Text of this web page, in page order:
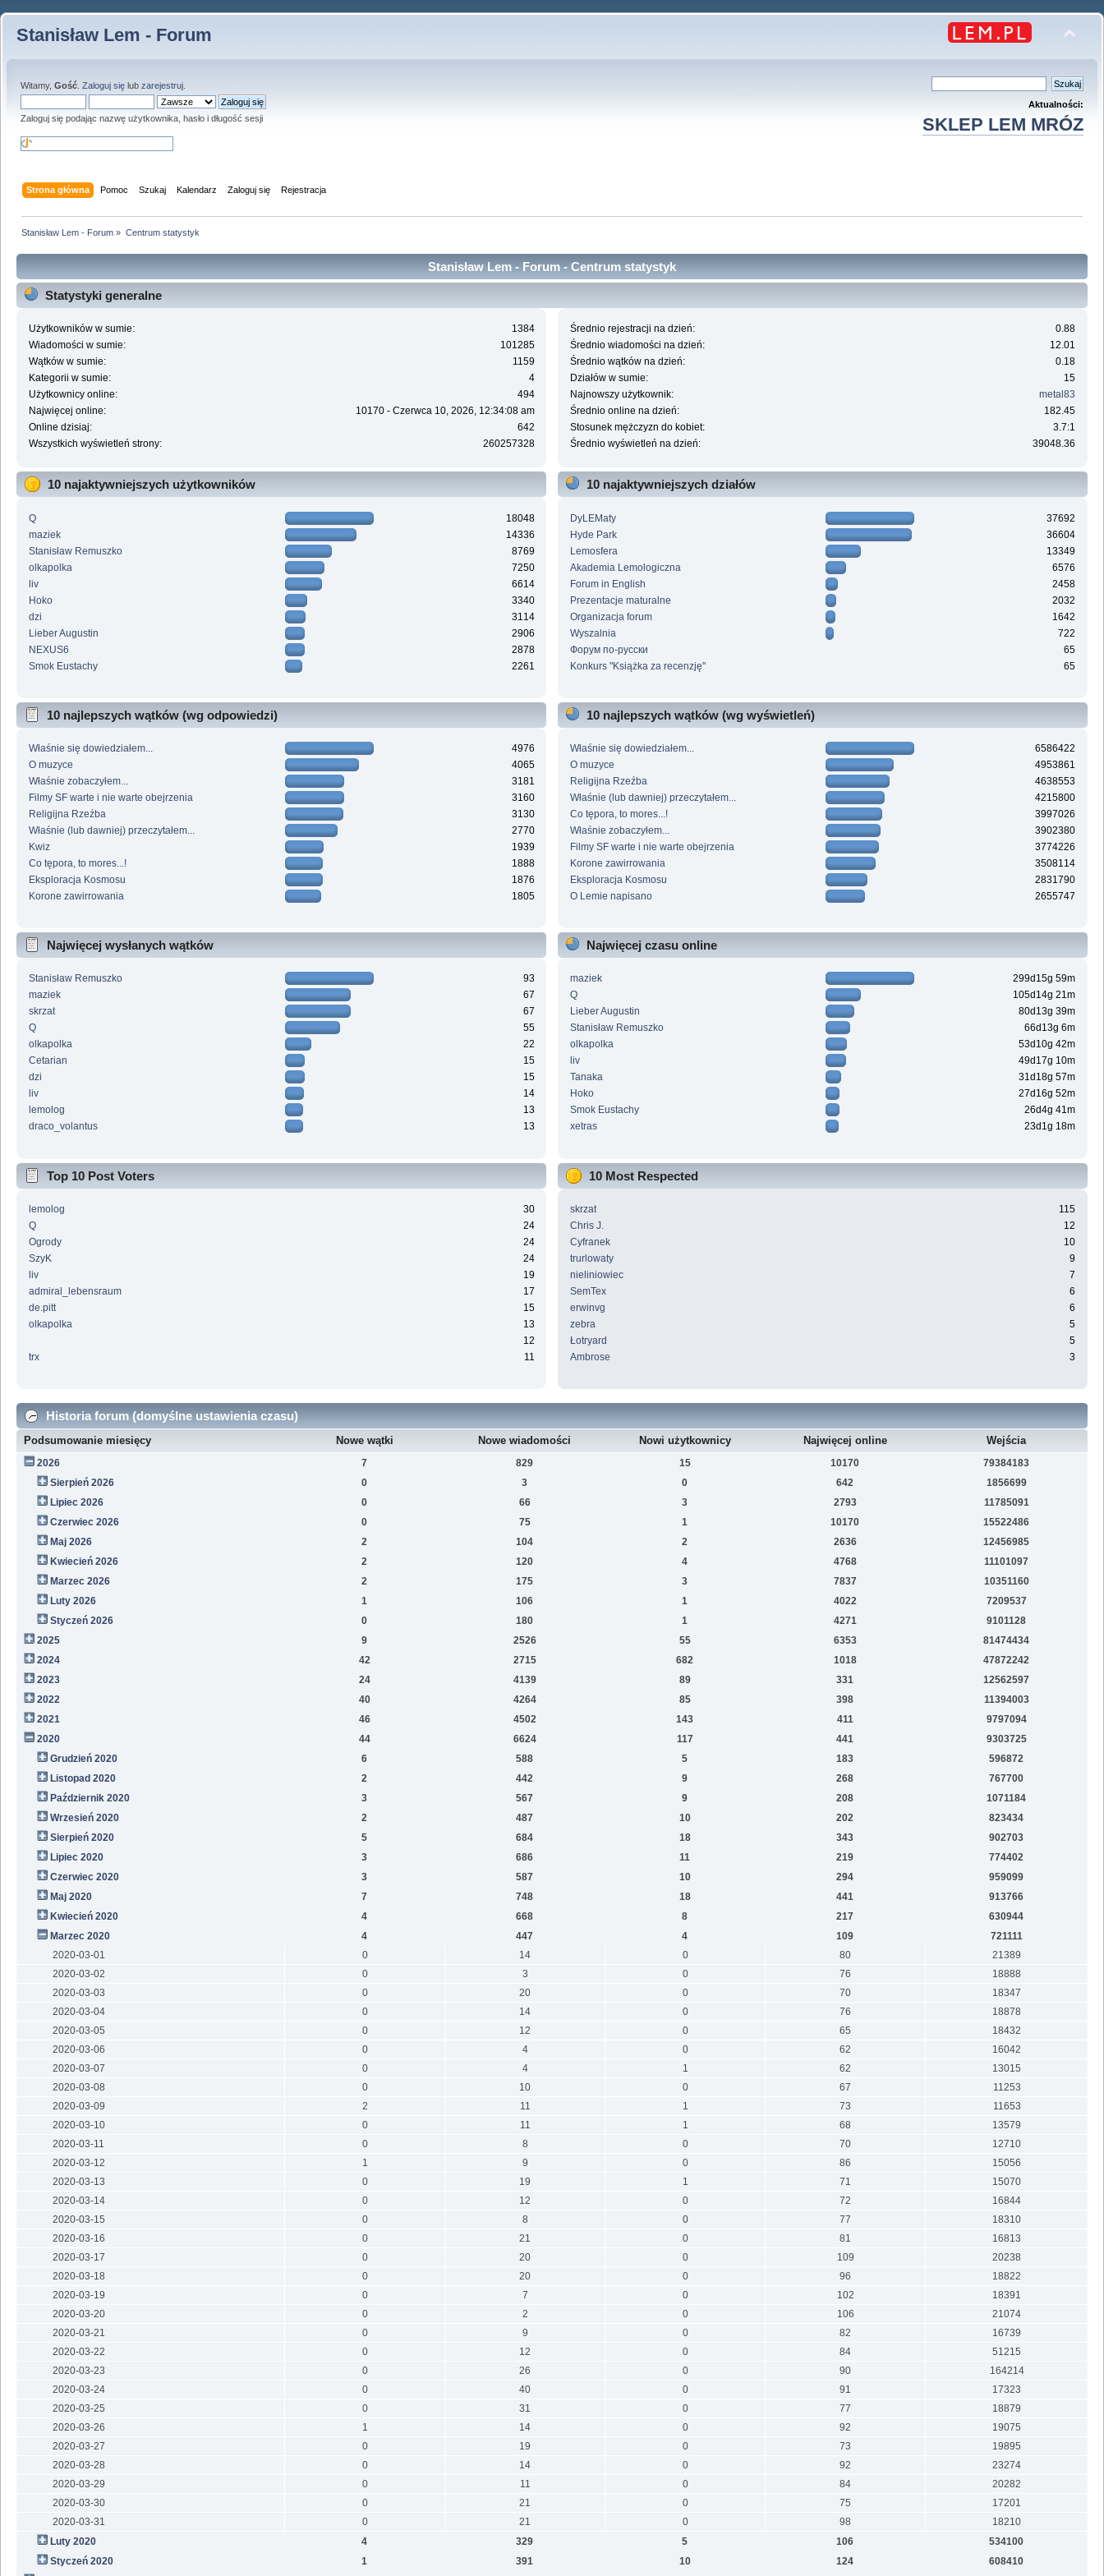
Stanisław Lem - Forum
Witamy, Gość Zaloguj się lub zarejestruj
Zaloguj się podając nazwę użytkownika, hasło i długość sesji
Aktualności:
SKLEP LEM MRÓZ
Strona główna Pomoc Szukaj Kalendarz Zaloguj się Rejestracja
Stanisław Lem - Forum » Centrum statystyk
Stanisław Lem - Forum - Centrum statystyk
Statystyki generalne
Użytkowników w sumie:
1384
Wiadomości w sumie:
101285
Wątków w sumie:
1159
Kategorii w sumie:
4
Użytkownicy online:
494
Najwięcej online:
10170 - Czerwca 10, 2026, 12:34:08 am
Online dzisiaj:
642
Wszystkich wyświetleń strony:
260257328
Średnio rejestracji na dzień:
0.88
Średnio wiadomości na dzień:
12.01
Średnio wątków na dzień:
0.18
Działów w sumie:
15
Najnowszy użytkownik:
metal83
Średnio online na dzień:
182.45
Stosunek mężczyzn do kobiet:
3.7:1
Średnio wyświetleń na dzień:
39048.36
10 najaktywniejszych użytkowników
Q
18048
maziek
14336
Stanisław Remuszko
8769
olkapolka
7250
liv
6614
Hoko
3340
dzi
3114
Lieber Augustin
2906
NEXUS6
2878
Smok Eustachy
2261
10 najaktywniejszych działów
DyLEMaty
37692
Hyde Park
36604
Lemosfera
13349
Akademia Lemologiczna
6576
Forum in English
2458
Prezentacje maturalne
2032
Organizacja forum
1642
Wyszalnia
722
Форум по-русски
65
Konkurs "Książka za recenzję"
65
10 najlepszych wątków (wg odpowiedzi)
Właśnie się dowiedziałem...
4976
O muzyce
4065
Właśnie zobaczyłem...
3181
Filmy SF warte i nie warte obejrzenia
3160
Religijna Rzeźba
3130
Właśnie (lub dawniej) przeczytałem...
2770
Kwiz
1939
Co tępora, to mores...!
1888
Eksploracja Kosmosu
1876
Korone zawirrowania
1805
10 najlepszych wątków (wg wyświetleń)
Właśnie się dowiedziałem...
6586422
O muzyce
4953861
Religijna Rzeźba
4638553
Właśnie (lub dawniej) przeczytałem...
4215800
Co tępora, to mores...!
3997026
Właśnie zobaczyłem...
3902380
Filmy SF warte i nie warte obejrzenia
3774226
Korone zawirrowania
3508114
Eksploracja Kosmosu
2831790
O Lemie napisano
2655747
Najwięcej wysłanych wątków
Stanisław Remuszko
93
maziek
67
skrzat
67
Q
55
olkapolka
22
Cetarian
15
dzi
15
liv
14
lemolog
13
draco_volantus
13
Najwięcej czasu online
maziek
299d15g 59m
Q
105d14g 21m
Lieber Augustin
80d13g 39m
Stanisław Remuszko
66d13g 6m
olkapolka
53d10g 42m
liv
49d17g 10m
Tanaka
31d18g 57m
Hoko
27d16g 52m
Smok Eustachy
26d4g 41m
xetras
23d1g 18m
Top 10 Post Voters
lemolog
30
Q
24
Ogrody
24
SzyK
24
liv
19
admiral_lebensraum
17
de.pitt
15
olkapolka
13
12
trx
11
10 Most Respected
skrzat
115
Chris J.
12
Cyfranek
10
trurlowaty
9
nieliniowiec
7
SemTex
6
erwinvg
6
zebra
5
Łotryard
5
Ambrose
3
Historia forum (domyślne ustawienia czasu)
Podsumowanie miesięcy Nowe wątki Nowe wiadomości Nowi użytkownicy Najwięcej online Wejścia
2026 7 829 15 10170
79384183
Sierpień 2026
0 3 0 642
1856699
Lipiec 2026
0 66 3 2793
11785091
Czerwiec 2026
0 75 1 10170
15522486
Maj 2026
2 104 2 2636
12456985
Kwiecień 2026
2 120 4 4768
11101097
Marzec 2026
2 175 3 7837
10351160
Luty 2026
1 106 1 4022
7209537
Styczeń 2026
0 180 1 4271
9101128
2025
9 2526 55 6353
81474434
2024
42 2715 682 1018
47872242
2023
24 4139 89 331
12562597
2022
40 4264 85 398
11394003
2021
46 4502 143 411
9797094
2020
44 6624 117 441
9303725
Grudzień 2020
6 588 5 183
596872
Listopad 2020
2 442 9 268
767700
Październik 2020
3 567 9 208
1071184
Wrzesień 2020
2 487 10 202
823434
Sierpień 2020
5 684 18 343
902703
Lipiec 2020
3 686 11 219
774402
Czerwiec 2020
3 587 10 294
959099
Maj 2020
7 748 18 441
913766
Kwiecień 2020
4 668 8 217
630944
Marzec 2020
4 447 4 109
721111
2020-03-01
0 14 0 80
21389
2020-03-02
0 3 0 76
18888
2020-03-03
0 20 0 70
18347
2020-03-04
0 14 0 76
18878
2020-03-05
0 12 0 65
18432
2020-03-06
0 4 0 62
16042
2020-03-07
0 4 1 62
13015
2020-03-08
0 10 0 67
11253
2020-03-09
2 11 1 73
11653
2020-03-10
0 11 1 68
13579
2020-03-11
0 8 0 70
12710
2020-03-12
1 9 0 86
15056
2020-03-13
0 19 1 71
15070
2020-03-14
0 12 0 72
16844
2020-03-15
0 8 0 77
18310
2020-03-16
0 21 0 81
16813
2020-03-17
0 20 0 109
20238
2020-03-18
0 20 0 96
18822
2020-03-19
0 7 0 102
18391
2020-03-20
0 2 0 106
21074
2020-03-21
0 9 0 82
16739
2020-03-22
0 12 0 84
51215
2020-03-23
0 26 0 90
164214
2020-03-24
0 40 0 91
17323
2020-03-25
0 31 0 77
18879
2020-03-26
1 14 0 92
19075
2020-03-27
0 19 0 73
19895
2020-03-28
0 14 0 92
23274
2020-03-29
0 11 0 84
20282
2020-03-30
0 21 0 75
17201
2020-03-31
0 21 0 98
18210
Luty 2020
4 329 5 106
534100
Styczeń 2020
1 391 10 124
608410